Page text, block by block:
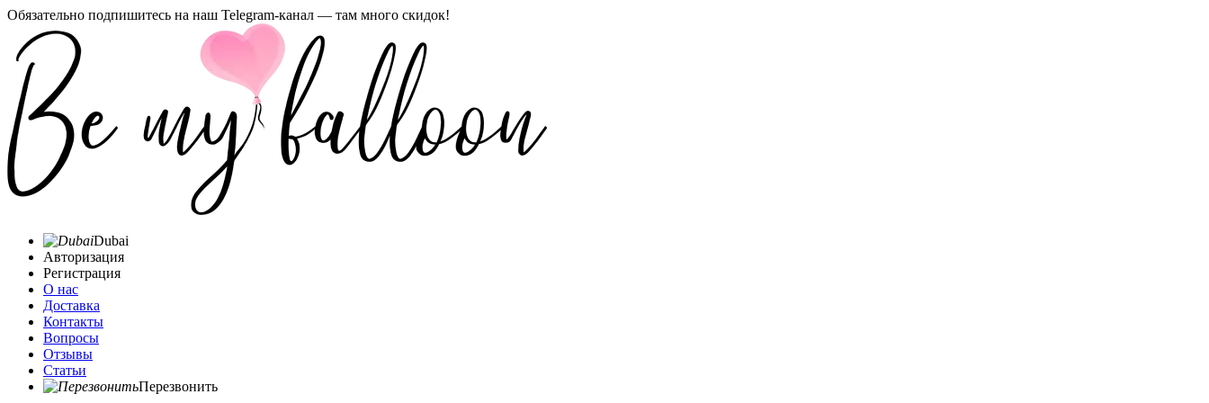
Обязательно подпишитесь на наш Telegram-канал — там много скидок!
Dubai
Авторизация
Регистрация
О нас
Доставка
Контакты
Вопросы
Отзывы
Статьи
Перезвонить